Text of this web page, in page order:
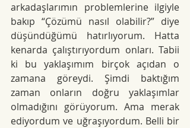
arkadaşlarımın problemlerine ilgiyle
bakıp “Çözümü nasıl olabilir?” diye
düşündüğümü hatırlıyorum. Hatta
kenarda çalıştırıyordum onları. Tabii
ki bu yaklaşımım birçok açıdan o
zamana göreydi. Şimdi baktığım
zaman onların doğru yaklaşımlar
olmadığını görüyorum. Ama merak
ediyordum ve uğraşıyordum. Belli bir